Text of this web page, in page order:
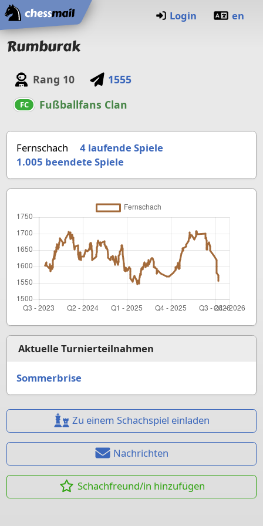
Startseite
Login en
Rumburak
Rang 10 1555
FC Fußballfans Clan
Fernschach
4 laufende Spiele
1.005 beendete Spiele
Aktuelle Turnierteilnahmen
Sommerbrise
Zu einem Schachspiel einladen
Nachrichten
Schachfreund/in hinzufügen